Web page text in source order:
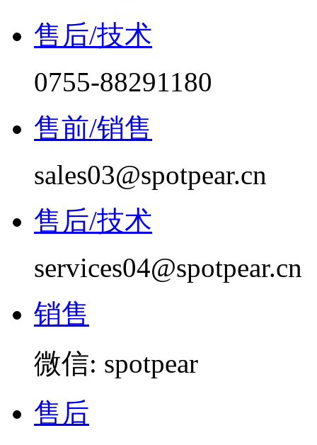
售后/技术
0755-88291180
售前/销售
sales03@spotpear.cn
售后/技术
services04@spotpear.cn
销售
微信: spotpear
售后